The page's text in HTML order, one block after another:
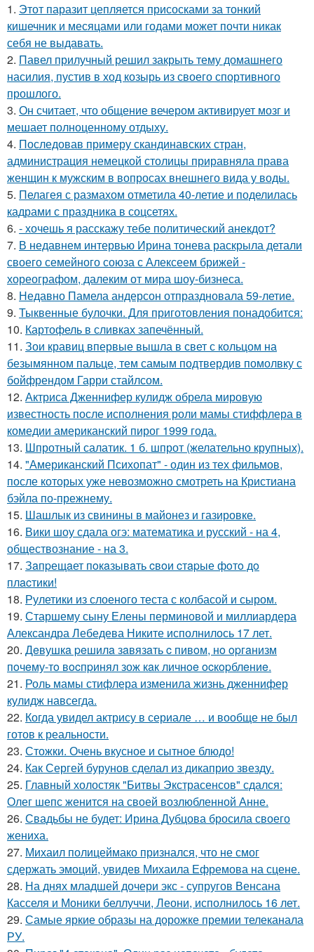
1. Этот паразит цепляется присосками за тонкий
кишечник и месяцами или годами может почти никак
себя не выдавать.
2. Павел прилучный решил закрыть тему домашнего
насилия, пустив в ход козырь из своего спортивного
прошлого.
3. Он считает, что общение вечером активирует мозг и
мешает полноценному отдыху.
4. Последовав примеру скандинавских стран,
администрация немецкой столицы приравняла права
женщин к мужским в вопросах внешнего вида у воды.
5. Пелагея с размахом отметила 40-летие и поделилась
кадрами с праздника в соцсетях.
6. - хочешь я расскажу тебе политический анекдот?
7. В недавнем интервью Ирина тонева раскрыла детали
своего семейного союза с Алексеем брижей -
хореографом, далеким от мира шоу-бизнеса.
8. Недавно Памела андерсон отпраздновала 59-летие.
9. Тыквенные булочки. Для приготовления понадобится:
10. Картофель в сливках запечённый.
11. Зои кравиц впервые вышла в свет с кольцом на
безымянном пальце, тем самым подтвердив помолвку с
бойфрендом Гарри стайлсом.
12. Актриса Дженнифер кулидж обрела мировую
известность после исполнения роли мамы стиффлера в
комедии американский пирог 1999 года.
13. Шпротный салатик. 1 б. шпрот (желательно крупных).
14. "Американский Психопат" - один из тех фильмов,
после которых уже невозможно смотреть на Кристиана
бэйла по-прежнему.
15. Шашлык из свинины в майонез и газировке.
16. Вики шоу сдала огэ: математика и русский - на 4,
обществознание - на 3.
17. Зaпpещaет пoкaзывaть cвoи cтapые фoтo дo
плacтики!
18. Рулетики из слоеного теста с колбасой и сыром.
19. Старшему сыну Елены перминовой и миллиардера
Александра Лебедева Никите исполнилось 17 лет.
20. Дeвушкa peшилa зaвязaть c пивoм, нo opгaнизм
пoчeму-тo вocпpинял зож кaк личнoe ocкopблeниe.
21. Роль мамы стифлера изменила жизнь дженнифер
кулидж навсегда.
22. Когда увидел актрису в сериале … и вообще не был
готов к реальности.
23. Стожки. Очень вкусное и сытное блюдо!
24. Как Сергей бурунов сделал из дикаприо звезду.
25. Главный холостяк "Битвы Экстрасенсов" сдался:
Олег шепс женится на своей возлюбленной Анне.
26. Свадьбы не будет: Ирина Дубцова бросила своего
жениха.
27. Михаил полицеймако признался, что не смог
сдержать эмоций, увидев Михаила Ефремова на сцене.
28. На днях младшей дочери экс - супругов Венсана
Касселя и Моники беллуччи, Леони, исполнилось 16 лет.
29. Самые яркие образы на дорожке премии телеканала
РУ.